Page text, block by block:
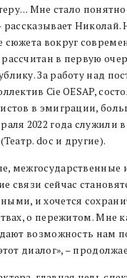
Мне стало
рассказывает Николай.
сюжета вокруг
в первую
За работу над
Cie OESAP,
в эмиграции,
2022 года служили
doc и другие).
межгосударственные
связи сейчас
и хочется
о пережитом. Мне
возможность нам
диалог», –